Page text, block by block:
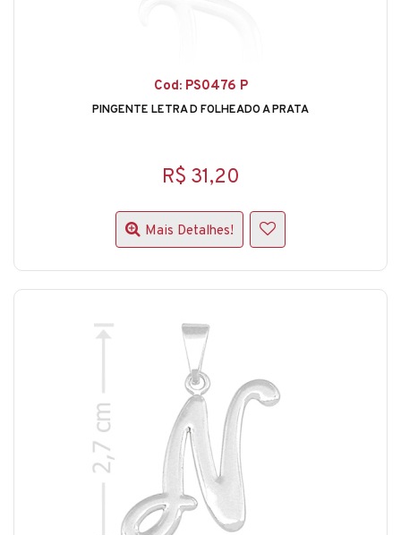
Cod: PS0476 P
PINGENTE LETRA D FOLHEADO A PRATA
R$ 31,20
Mais Detalhes!